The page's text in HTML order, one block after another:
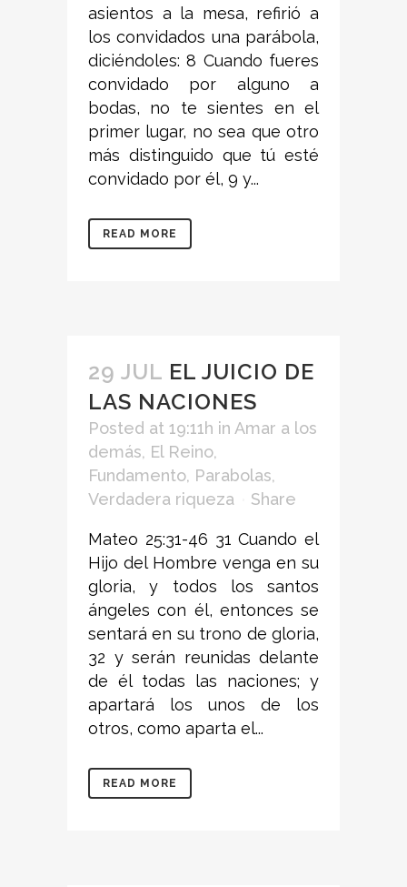
asientos a la mesa, refirió a
los convidados una parábola,
diciéndoles: 8 Cuando fueres
convidado por alguno a
bodas, no te sientes en el
primer lugar, no sea que otro
más distinguido que tú esté
convidado por él, 9 y...
READ MORE
29 JUL EL JUICIO DE
LAS NACIONES
Posted at 19:11h in Amar a los
demás, El Reino,
Fundamento, Parabolas,
Verdadera riqueza
Share
Mateo 25:31-46 31 Cuando el
Hijo del Hombre venga en su
gloria, y todos los santos
ángeles con él, entonces se
sentará en su trono de gloria,
32 y serán reunidas delante
de él todas las naciones; y
apartará los unos de los
otros, como aparta el...
READ MORE